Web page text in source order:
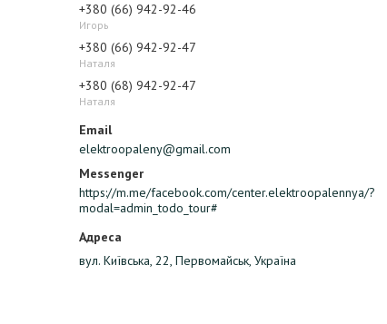
+380 (66) 942-92-46
Игорь
+380 (66) 942-92-47
Наталя
+380 (68) 942-92-47
Наталя
elektroopaleny@gmail.com
https://m.me/facebook.com/center.elektroopalennya/?
modal=admin_todo_tour#
вул. Київська, 22, Первомайськ, Україна